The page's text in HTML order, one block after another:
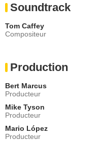
Soundtrack
Tom Caffey
Compositeur
Production
Bert Marcus
Producteur
Mike Tyson
Producteur
Mario López
Producteur